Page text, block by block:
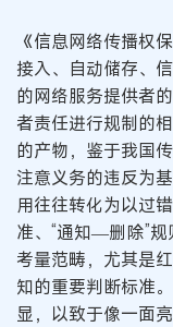
《信息网络传播权
接入、自动储存、
的网络服务提供者
者责任进行规制的
的产物，鉴于我国
注意义务的违反为
用往往转化为以过
准、“通知—删除”
考量范畴，尤其是
知的重要判断标准
显，以致于像一面